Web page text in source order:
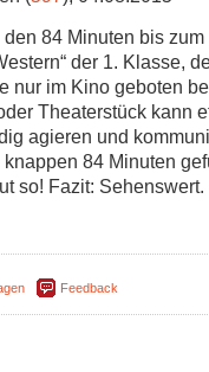
den 84 Minuten bis
der 1. Klasse,
nur im Kino geboten
Theaterstück kann
agieren und
84 Minuten
so! Fazit: Sehenswert.
Feedback